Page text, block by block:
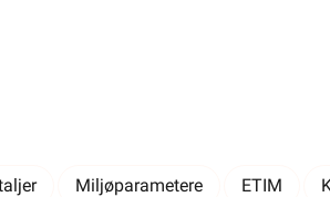
Miljøparametere ETIM